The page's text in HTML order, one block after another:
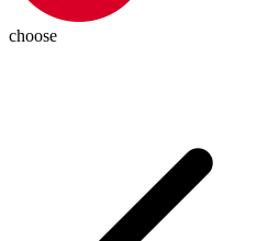
choose